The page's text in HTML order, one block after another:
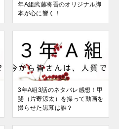
年A組武藤将吾のオリジナル脚
本が心に響く！
3年A組3話のネタバレ感想！甲
斐（片寄涼太）を操って動画を
撮らせた黒幕は誰？